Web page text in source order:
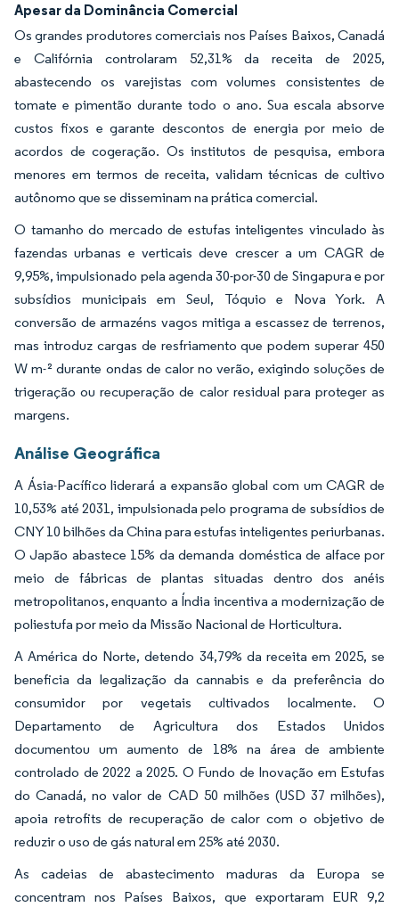
Apesar da Dominância Comercial
Os grandes produtores comerciais nos Países Baixos, Canadá
e Califórnia controlaram 52,31% da receita de 2025,
abastecendo os varejistas com volumes consistentes de
tomate e pimentão durante todo o ano. Sua escala absorve
custos fixos e garante descontos de energia por meio de
acordos de cogeração. Os institutos de pesquisa, embora
menores em termos de receita, validam técnicas de cultivo
autônomo que se disseminam na prática comercial.
O tamanho do mercado de estufas inteligentes vinculado às
fazendas urbanas e verticais deve crescer a um CAGR de
9,95%, impulsionado pela agenda 30-por-30 de Singapura e por
subsídios municipais em Seul, Tóquio e Nova York. A
conversão de armazéns vagos mitiga a escassez de terrenos,
mas introduz cargas de resfriamento que podem superar 450
W m-² durante ondas de calor no verão, exigindo soluções de
trigeração ou recuperação de calor residual para proteger as
margens.
Análise Geográfica
A Ásia-Pacífico liderará a expansão global com um CAGR de
10,53% até 2031, impulsionada pelo programa de subsídios de
CNY 10 bilhões da China para estufas inteligentes periurbanas.
O Japão abastece 15% da demanda doméstica de alface por
meio de fábricas de plantas situadas dentro dos anéis
metropolitanos, enquanto a Índia incentiva a modernização de
poliestufa por meio da Missão Nacional de Horticultura.
A América do Norte, detendo 34,79% da receita em 2025, se
beneficia da legalização da cannabis e da preferência do
consumidor por vegetais cultivados localmente. O
Departamento de Agricultura dos Estados Unidos
documentou um aumento de 18% na área de ambiente
controlado de 2022 a 2025. O Fundo de Inovação em Estufas
do Canadá, no valor de CAD 50 milhões (USD 37 milhões),
apoia retrofits de recuperação de calor com o objetivo de
reduzir o uso de gás natural em 25% até 2030.
As cadeias de abastecimento maduras da Europa se
concentram nos Países Baixos, que exportaram EUR 9,2